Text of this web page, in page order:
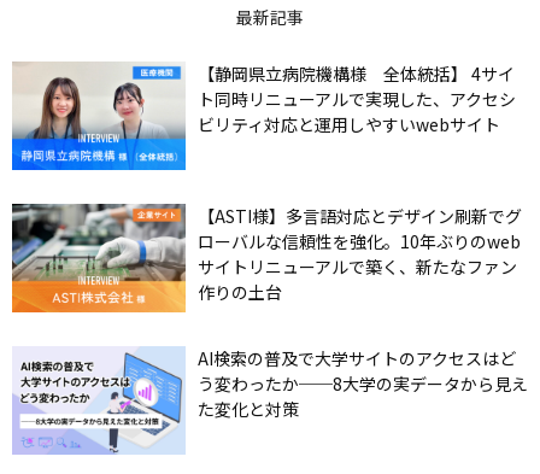
最新記事
【静岡県立病院機構様 全体統括】 4サイ
ト同時リニューアルで実現した、アクセシ
ビリティ対応と運用しやすいwebサイト
【ASTI様】多言語対応とデザイン刷新でグ
ローバルな信頼性を強化。10年ぶりのweb
サイトリニューアルで築く、新たなファン
作りの土台
AI検索の普及で大学サイトのアクセスはど
う変わったか──8大学の実データから見え
た変化と対策